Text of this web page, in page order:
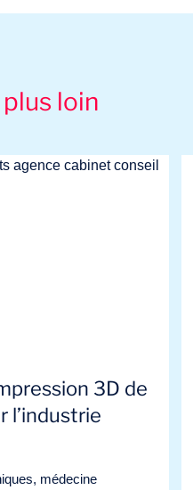
plus loin
3D de
l’industrie
médecine